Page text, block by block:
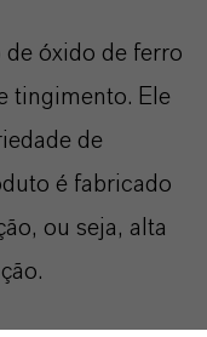
óxido de ferro
tingimento. Ele
de
é fabricado
ou seja, alta